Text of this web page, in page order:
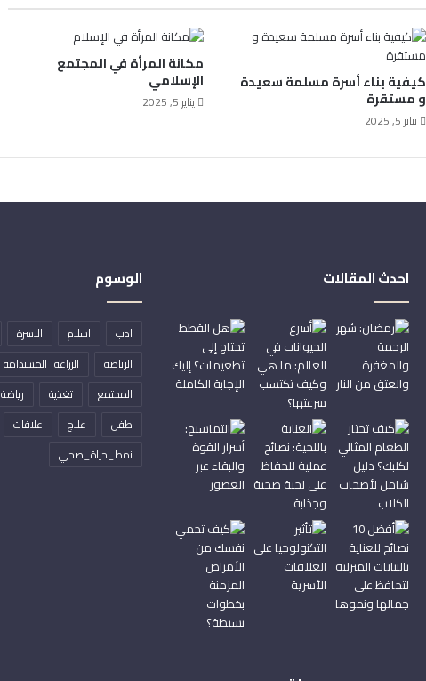
كيفية بناء أسرة مسلمة سعيدة
و مستقرة
يناير 5, 2025
مكانة المرأة في المجتمع
الإسلامي
يناير 5, 2025
احدث المقالات الوسوم
ادب اسلام الاسرة
الرياضة
الزراعة_المستدامة
المجتمع
تغذية رياضة
طفل
علاج علاقات
نمط_حياة_صحي